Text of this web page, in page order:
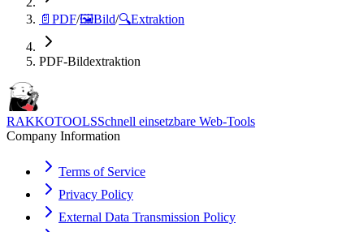
📄 PDF/🖼️Bild/🔍Extraktion
PDF-Bildextraktion
RAKKOTOOLSSchnell einsetzbare Web-Tools
Company Information
Terms of Service
Privacy Policy
External Data Transmission Policy